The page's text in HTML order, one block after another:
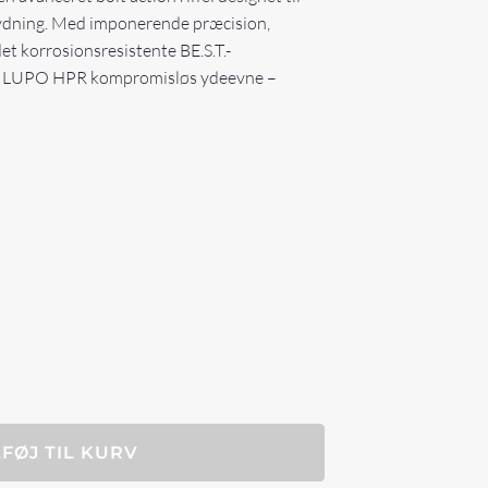
Med imponerende præcision,
korrosionsresistente BE.S.T.-
HPR kompromisløs ydeevne –
TIL KURV